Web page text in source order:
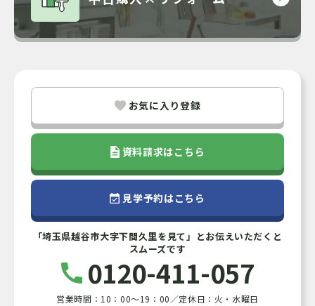
お気に入り登録
資料請求はこちら
見学予約はこちら
「埼玉県越谷市大字下間久里を見て」とお伝えいただくと
スムーズです
0120-411-057
営業時間：10：00～19：00／定休日：火・水曜日